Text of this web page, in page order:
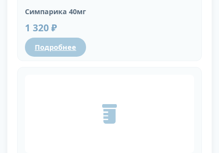
Симпарика 40мг
1 320 ₽
Подробнее